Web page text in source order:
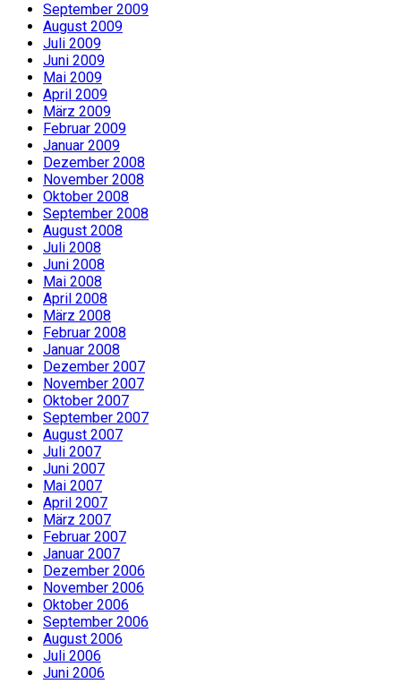
September 2009
August 2009
Juli 2009
Juni 2009
Mai 2009
April 2009
März 2009
Februar 2009
Januar 2009
Dezember 2008
November 2008
Oktober 2008
September 2008
August 2008
Juli 2008
Juni 2008
Mai 2008
April 2008
März 2008
Februar 2008
Januar 2008
Dezember 2007
November 2007
Oktober 2007
September 2007
August 2007
Juli 2007
Juni 2007
Mai 2007
April 2007
März 2007
Februar 2007
Januar 2007
Dezember 2006
November 2006
Oktober 2006
September 2006
August 2006
Juli 2006
Juni 2006